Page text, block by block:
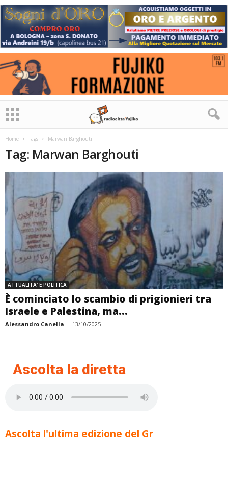
Home Tags Marwan Barghouti
Tag: Marwan Barghouti
ATTUALITA' E POLITICA
È cominciato lo scambio di prigionieri tra
Israele e Palestina, ma...
Alessandro Canella - 13/10/2025
Ascolta la diretta
Ascolta l'ultima edizione del Gr